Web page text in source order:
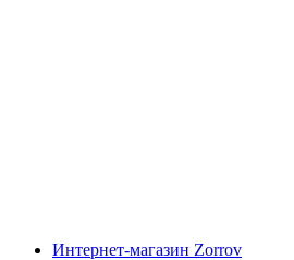
Интернет-магазин Zorrov